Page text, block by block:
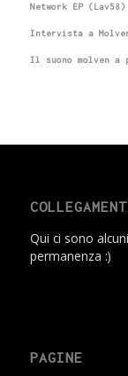
Network EP (Lav58)
Intervista a
Il suono molven
Qui ci sono
permanenza :)
PAGINE